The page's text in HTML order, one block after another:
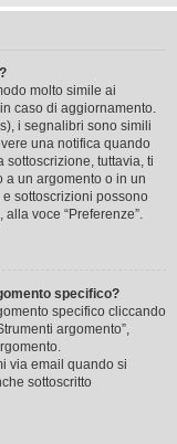
molto simile ai
caso di aggiornamento.
i segnalibri sono simili
una notifica quando
tuttavia, ti
a un argomento o in un
sottoscrizioni possono
voce “Preferenze”.
specifico?
specifico cliccando
argomento”,
via email quando si
sottoscritto